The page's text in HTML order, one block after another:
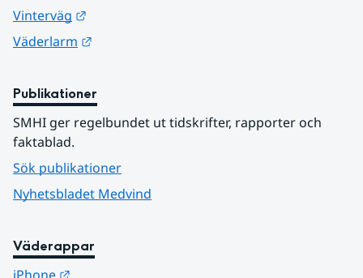
Vinterväg
Väderlarm
Publikationer
SMHI ger regelbundet ut tidskrifter, rapporter och
faktablad.
Sök publikationer
Nyhetsbladet Medvind
Väderappar